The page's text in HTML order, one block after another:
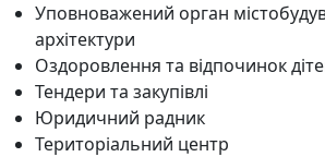
Уповноважений орган
архітектури
Оздоровлення та відпочинок
Тендери та закупівлі
Юридичний радник
Територіальний центр